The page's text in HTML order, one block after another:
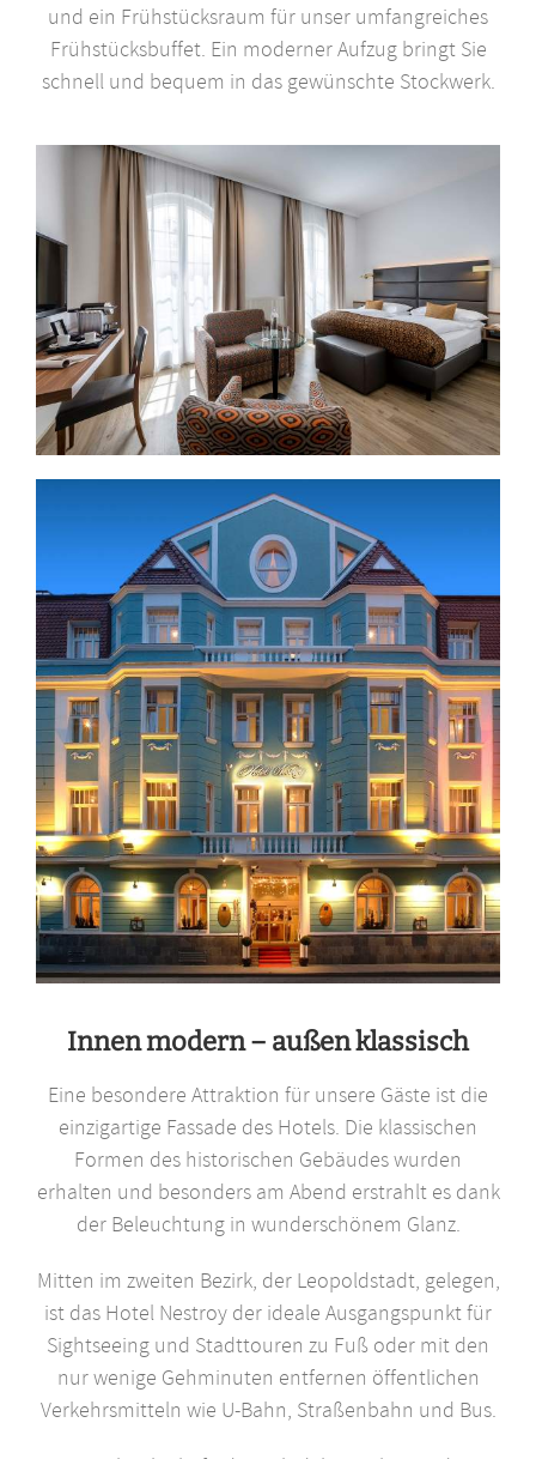
und ein Frühstücksraum für unser umfangreiches
Frühstücksbuffet. Ein moderner Aufzug bringt Sie
schnell und bequem in das gewünschte Stockwerk.
Innen modern – außen klassisch
Eine besondere Attraktion für unsere Gäste ist die
einzigartige Fassade des Hotels. Die klassischen
Formen des historischen Gebäudes wurden
erhalten und besonders am Abend erstrahlt es dank
der Beleuchtung in wunderschönem Glanz.
Mitten im zweiten Bezirk, der Leopoldstadt, gelegen,
ist das Hotel Nestroy der ideale Ausgangspunkt für
Sightseeing und Stadttouren zu Fuß oder mit den
nur wenige Gehminuten entfernen öffentlichen
Verkehrsmitteln wie U-Bahn, Straßenbahn und Bus.